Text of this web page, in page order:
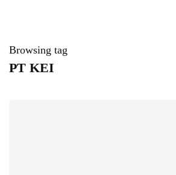
Browsing tag
PT KEI